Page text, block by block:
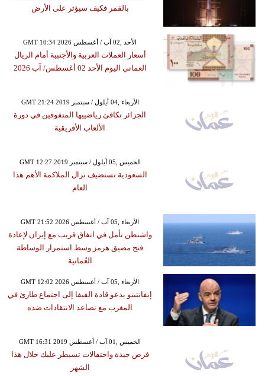
بالقمر فكيف سيؤثر على الأرض
GMT 10:34 2026 الأحد ,02 آب / أغسطس
أسعار العملات العربية والأجنبية أمام الريال
العماني اليوم الأحد 02 أغسطس/ آب 2026
GMT 21:24 2019 الأربعاء ,04 أيلول / سبتمبر
الجزائر تكافئ رياضييها المتفوقين في دورة
الألعاب الأفريقية
GMT 12:27 2019 الخميس ,05 أيلول / سبتمبر
السعودية تستضيف نزال الملاكمة الأهم هذا
العام
GMT 21:52 2026 الأربعاء ,05 آب / أغسطس
واشنطن تأمل في اتفاق قريب مع إيران لإعادة
فتح مضيق هرمز وسط استمرار الوساطة
العُمانية
GMT 12:02 2026 الأربعاء ,05 آب / أغسطس
إنفانتينو يدعو قادة الفيفا إلى اجتماع طارئ في
المغرب مع تصاعد الانتقادات ضده
GMT 16:31 2019 الخميس ,01 آب / أغسطس
فرص جيدة واحتفالات تسيطر عليك خلال هذا
الشهر